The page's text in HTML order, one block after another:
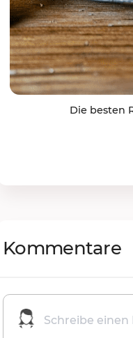
Die besten
Kommentare